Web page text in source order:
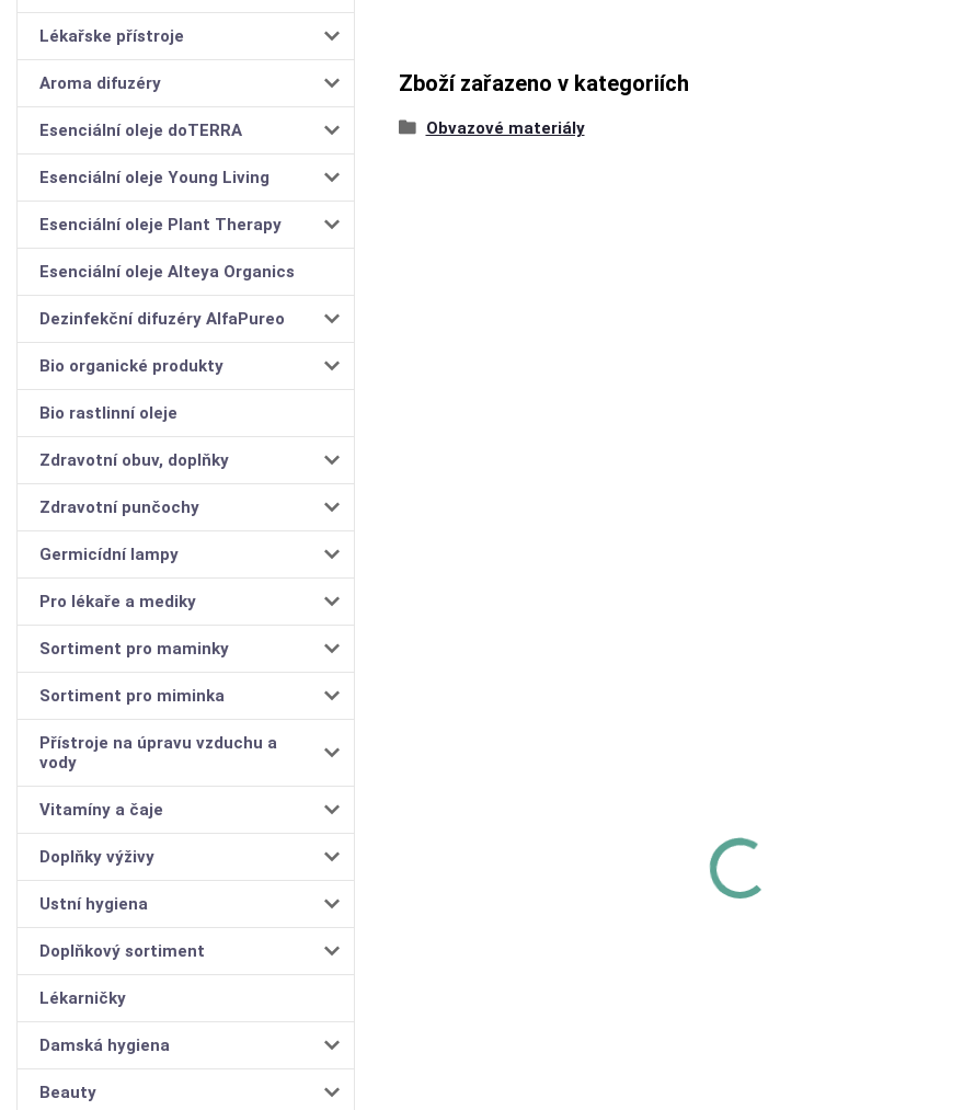
Lékařske přístroje
Aroma difuzéry
Esenciální oleje doTERRA
Esenciální oleje Young Living
Esenciální oleje Plant Therapy
Esenciální oleje Alteya Organics
Dezinfekční difuzéry AlfaPureo
Bio organické produkty
Bio rastlinní oleje
Zdravotní obuv, doplňky
Zdravotní punčochy
Germicídní lampy
Pro lékaře a mediky
Sortiment pro maminky
Sortiment pro miminka
Přístroje na úpravu vzduchu a
vody
Vitamíny a čaje
Doplňky výživy
Ustní hygiena
Doplňkový sortiment
Lékarničky
Damská hygiena
Beauty
Zboží zařazeno v kategoriích
Obvazové materiály